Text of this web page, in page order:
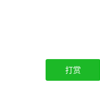
打赏